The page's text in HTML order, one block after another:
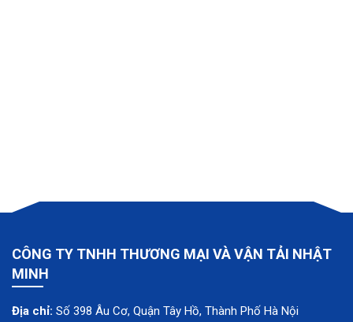
CÔNG TY TNHH THƯƠNG MẠI VÀ VẬN TẢI NHẬT
MINH
Địa chỉ: Số 398 Âu Cơ, Quận Tây Hồ, Thành Phố Hà Nội